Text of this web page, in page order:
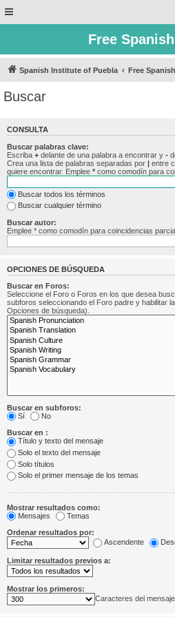
Free
Spanish Institute of Puebla Free
Buscar
CONSULTA
Buscar palabras clave:
Escriba + delante de una palabra a encontrar y -
Crea una lista de palabras separadas por | entre
quiere encontrar. Emplee * como comodín para
Buscar todos los términos
Buscar cualquier término
Buscar autor:
Emplee * como comodín para coincidencias
OPCIONES DE BÚSQUEDA
Buscar en Foros:
Seleccione el Foro o Foros en los que desea
subforos seleccionando el Foro padre y habilitar
Opciones de búsqueda).
Buscar en subforos:
Sí
No
Buscar en :
Título y texto del mensaje
Solo el texto del mensaje
Solo títulos
Solo el primer mensaje de los temas
Mostrar resultados como:
Mensajes
Temas
Ordenar resultados por:
Ascendente
Limitar resultados previos a:
Mostrar los primeros:
Caracteres del mensaje